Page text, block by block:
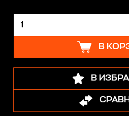
В
В